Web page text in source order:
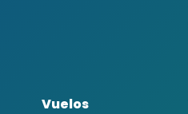
Vuelos